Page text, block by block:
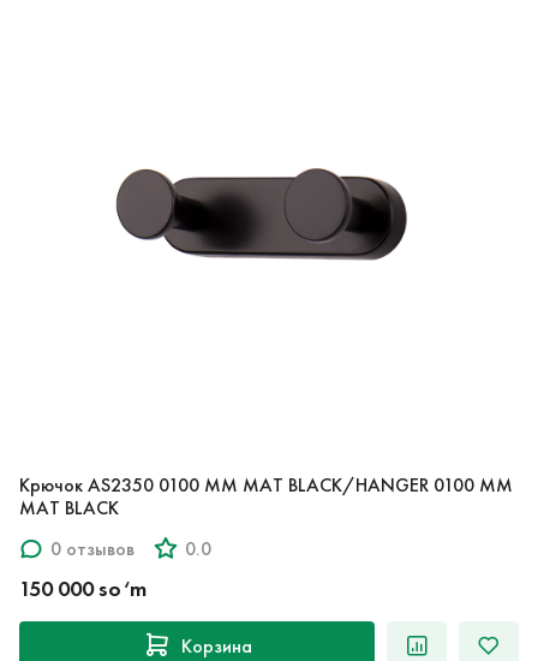
Крючок AS2350 0100 MM MAT BLACK/HANGER 0100 MM
MAT BLACK
0 отзывов
0.0
150 000 so‘m
Корзина